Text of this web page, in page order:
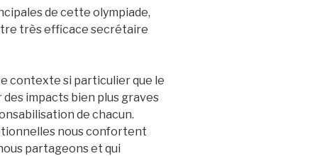
de cette olympiade,
très efficace secrétaire
contexte si particulier que le
impacts bien plus graves
de chacun.
nous confortent
partageons et qui